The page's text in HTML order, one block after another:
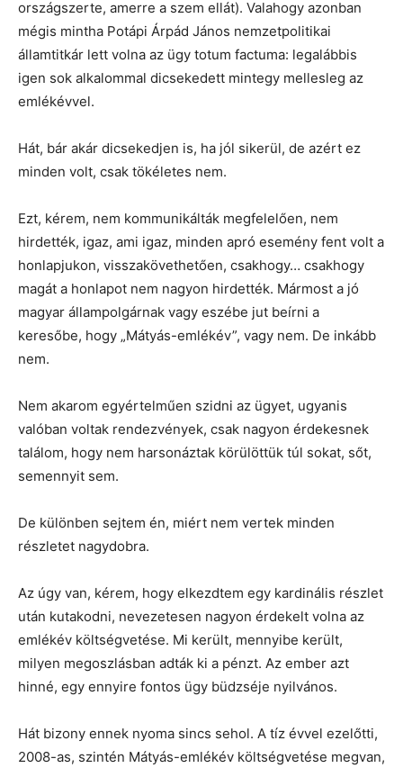
országszerte, amerre a szem ellát). Valahogy azonban
mégis mintha Potápi Árpád János nemzetpolitikai
államtitkár lett volna az ügy totum factuma: legalábbis
igen sok alkalommal dicsekedett mintegy mellesleg az
emlékévvel.
Hát, bár akár dicsekedjen is, ha jól sikerül, de azért ez
minden volt, csak tökéletes nem.
Ezt, kérem, nem kommunikálták megfelelően, nem
hirdették, igaz, ami igaz, minden apró esemény fent volt a
honlapjukon, visszakövethetően, csakhogy… csakhogy
magát a honlapot nem nagyon hirdették. Mármost a jó
magyar állampolgárnak vagy eszébe jut beírni a
keresőbe, hogy „Mátyás-emlékév”, vagy nem. De inkább
nem.
Nem akarom egyértelműen szidni az ügyet, ugyanis
valóban voltak rendezvények, csak nagyon érdekesnek
találom, hogy nem harsonáztak körülöttük túl sokat, sőt,
semennyit sem.
De különben sejtem én, miért nem vertek minden
részletet nagydobra.
Az úgy van, kérem, hogy elkezdtem egy kardinális részlet
után kutakodni, nevezetesen nagyon érdekelt volna az
emlékév költségvetése. Mi került, mennyibe került,
milyen megoszlásban adták ki a pénzt. Az ember azt
hinné, egy ennyire fontos ügy büdzséje nyilvános.
Hát bizony ennek nyoma sincs sehol. A tíz évvel ezelőtti,
2008-as, szintén Mátyás-emlékév költségvetése megvan,